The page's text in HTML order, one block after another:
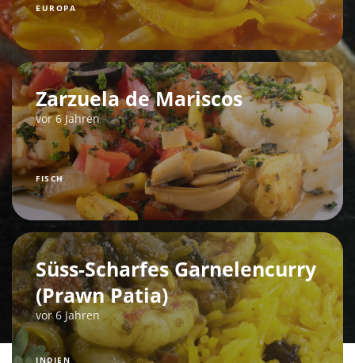
EUROPA
Zarzuela de Mariscos
vor 6 Jahren
FISCH
Süss-Scharfes Garnelencurry
(Prawn Patia)
vor 6 Jahren
INDIEN